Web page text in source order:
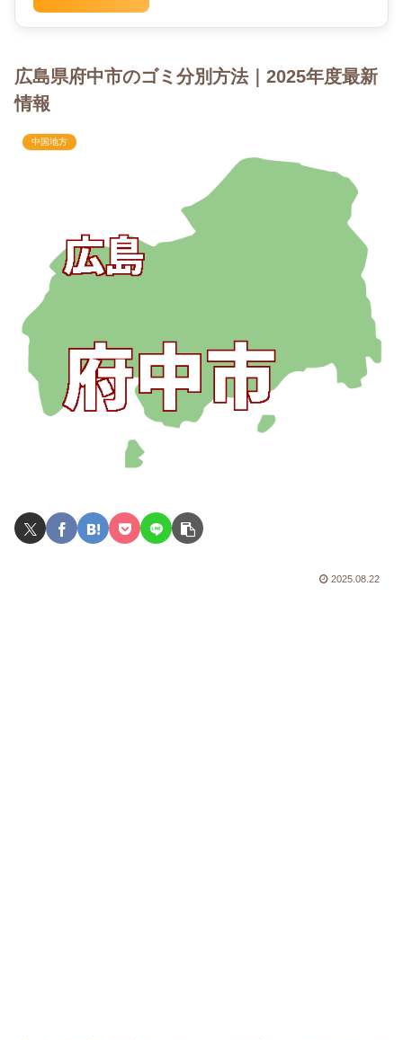
広島県府中市のゴミ分別方法｜2025年度最新
情報
中国地方
2025.08.22